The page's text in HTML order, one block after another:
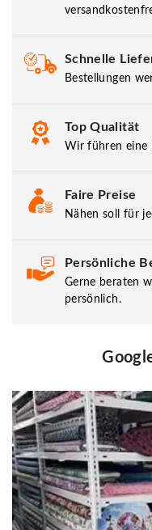
Schnelle
Bestellungen
Top Qualität
Wir führen eine
Faire Preise
Nähen soll für
Persönliche
Gerne beraten
persönlich.